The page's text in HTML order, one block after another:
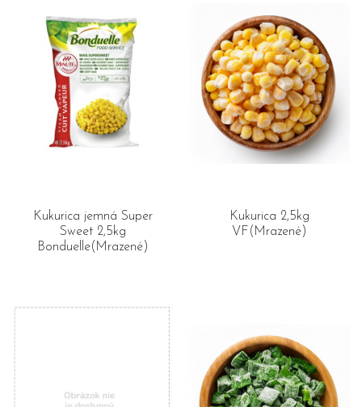
Kukurica jemná Super
Sweet 2,5kg
Bonduelle(Mrazené)
Kukurica 2,5kg
VF(Mrazené)